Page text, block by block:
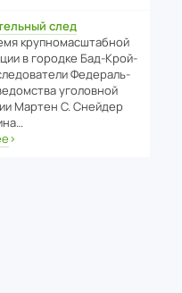
след
круп­но­мас­ш­та­бной
в городке Бад‑Крой­
Феде­раль­
уголо­вной
Мартен С. Снейдер
›